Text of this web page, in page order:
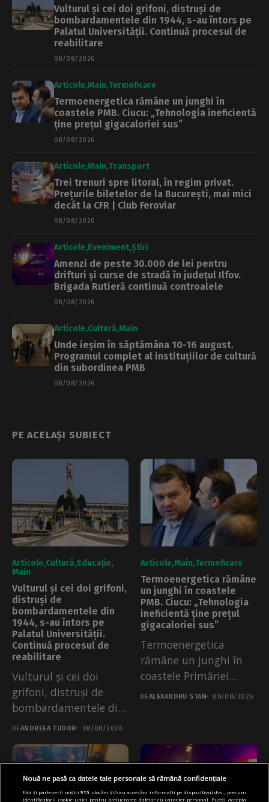
Vulturul și cei doi grifoni, distruși de
bombardamentele din 1944, s-au întors pe
Palatul Universității. Continuă procesul de
reabilitare
08/08/2026
Articole Main Termoficare
Termoenergetica rămâne un junghi în
coastele PMB. Ciucu: „Tehnologia ineficientă
ține prețul gigacaloriei sus”
08/08/2026
Articole Main Transport
Trei trenuri spre litoral, în regim privat.
Prețurile biletelor de la București, mai mici
decât la CFR | Club Feroviar
08/08/2026
Articole Eveniment Știri
Amenzi de peste 30.000 de lei pentru
drifturi și curse de stradă în județul Ilfov.
Brigada Rutieră continuă controalele
08/08/2026
Articole Cultură Main
Unde ieșim în săptămâna 10-16 august.
Programul complet al instituțiilor de cultură
din subordinea PMB
08/08/2026
PE ACELAȘI SUBIECT
Articole Cultură Educație
Main
Vulturul și cei doi grifoni,
distruși de
bombardamentele din
1944, s-au întors pe
Palatul Universității.
Continuă procesul de
reabilitare
Vulturul și cei doi
grifoni, distruși de
bombardamentele din
1944, s-au întors...
DEANDREEA TUDOR 08/08/2026
Articole Main Termoficare
Termoenergetica rămâne
un junghi în coastele
PMB. Ciucu: „Tehnologia
ineficientă ține prețul
gigacaloriei sus”
Termoenergetica
rămâne un junghi în
coastele Primăriei
Generale, după ce
DEALEXANDRU STAN 08/08/2026
Nouă ne pasă ca datele tale personale să rămână confidențiale
Noi și partenerii noștri915 stocăm și/sau accesăm informații pe dispozitivul dvs., precum
identificatorii cookie unici pentru prelucrarea datelor cu caracter personal. Puteți accepta